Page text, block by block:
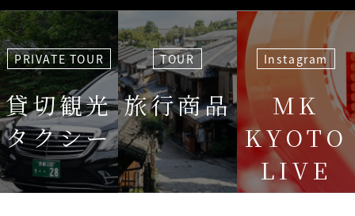
PRIVATE TOUR
貸切観光
タクシー
TOUR
旅行商品
Instagram
MK
KYOTO
LIVE